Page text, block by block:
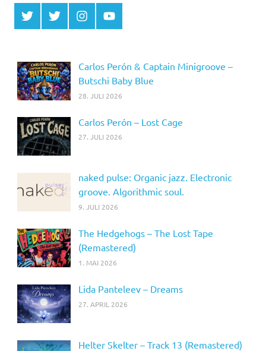
Twitter
MCDP
Twitter
Musicradiostation
InstagramYouTube
Carlos Perón & Captain Minigroove –
Butschi Baby Blue
28. JULI 2026
Carlos Perón – Lost Cage
27. JULI 2026
naked pulse: Organic jazz. Electronic
groove. Algorithmic soul.
9. JULI 2026
The Hedgehogs – The Lost Tape
(Remastered)
1. MAI 2026
Lida Panteleev – Dreams
27. APRIL 2026
Helter Skelter – Track 13 (Remastered)